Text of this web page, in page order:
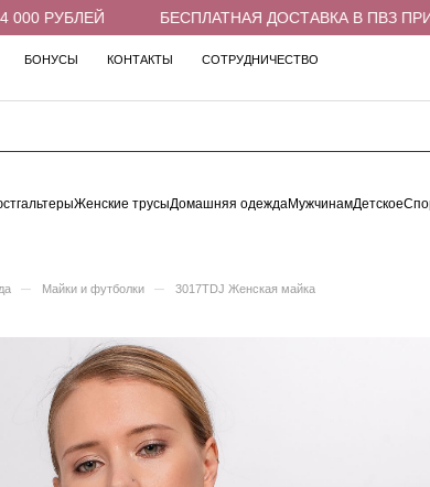
РУБЛЕЙ БЕСПЛАТНАЯ ДОСТАВКА В ПВЗ ПРИ
БОНУСЫ КОНТАКТЫ СОТРУДНИЧЕСТВО
Женские трусыДомашняя одеждаМужчинамДетское
– Майки и футболки – 3017TDJ Женская майка